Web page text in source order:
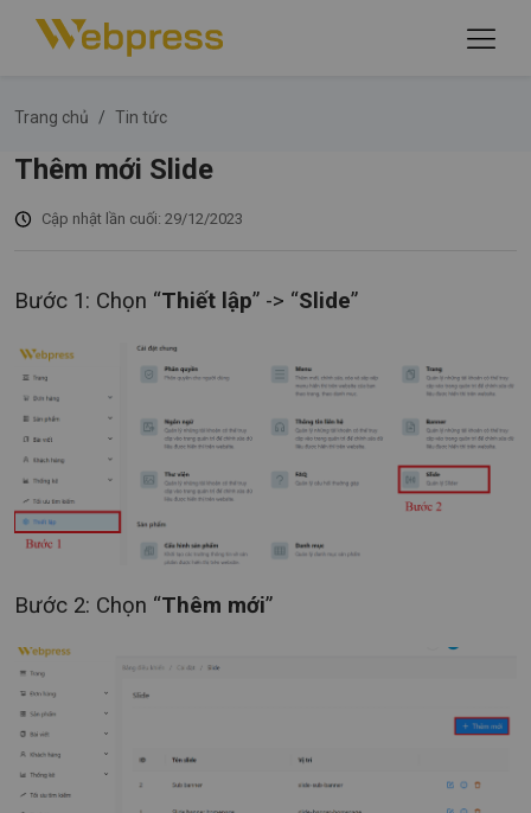
Trang chủ Tin tức
Thêm mới Slide
Cập nhật lần cuối: 29/12/2023
Bước 1: Chọn “Thiết lập” -> “Slide”
Bước 2: Chọn “Thêm mới”